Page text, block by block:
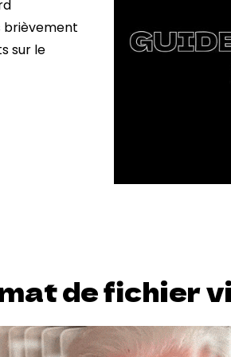
brièvement
sur le
de fichier